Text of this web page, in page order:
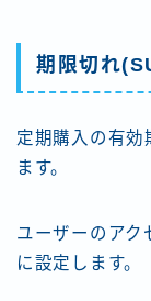
期限切れ
定期購入の有効
ます。
ユーザーのアク
に設定します。